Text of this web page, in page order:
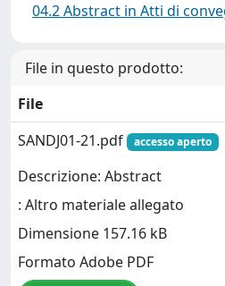
04.2 Abstract in Atti di
File in questo prodotto:
File
SANDJ01-21.pdf
accesso aperto
Descrizione: Abstract
: Altro materiale allegato
Dimensione 157.16 kB
Formato Adobe PDF